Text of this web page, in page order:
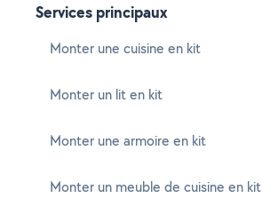
Services principaux
Monter une cuisine en kit
Monter un lit en kit
Monter une armoire en kit
Monter un meuble de cuisine en kit